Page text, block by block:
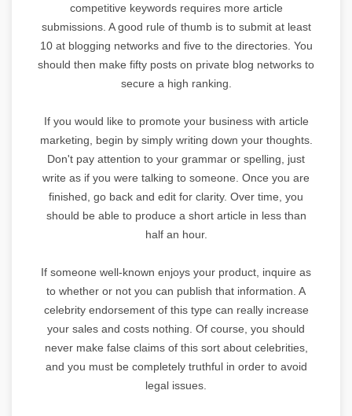
competitive keywords requires more article
submissions. A good rule of thumb is to submit at least
10 at blogging networks and five to the directories. You
should then make fifty posts on private blog networks to
secure a high ranking.
If you would like to promote your business with article
marketing, begin by simply writing down your thoughts.
Don't pay attention to your grammar or spelling, just
write as if you were talking to someone. Once you are
finished, go back and edit for clarity. Over time, you
should be able to produce a short article in less than
half an hour.
If someone well-known enjoys your product, inquire as
to whether or not you can publish that information. A
celebrity endorsement of this type can really increase
your sales and costs nothing. Of course, you should
never make false claims of this sort about celebrities,
and you must be completely truthful in order to avoid
legal issues.